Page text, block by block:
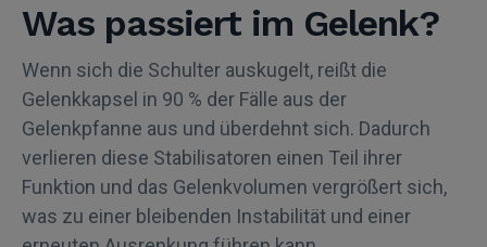
Was passiert im Gelenk?
Wenn sich die Schulter auskugelt, reißt die
Gelenkkapsel in 90 % der Fälle aus der
Gelenkpfanne aus und überdehnt sich. Dadurch
verlieren diese Stabilisatoren einen Teil ihrer
Funktion und das Gelenkvolumen vergrößert sich,
was zu einer bleibenden Instabilität und einer